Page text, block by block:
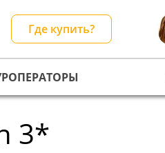
Где купить?
3*